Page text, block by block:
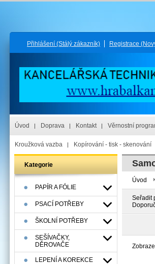
Přihlášení (Stálý zákazník) Registrace
Úvod Doprava Kontakt Věrnostní
Kroužková vazba Kopírování - tisk - skenování
Kategorie
PAPÍR A FÓLIE
PSACÍ POTŘEBY
ŠKOLNÍ POTŘEBY
SEŠÍVAČKY,
DĚROVAČE
LEPENÍ A KOREKCE
Úvod
Seřadit